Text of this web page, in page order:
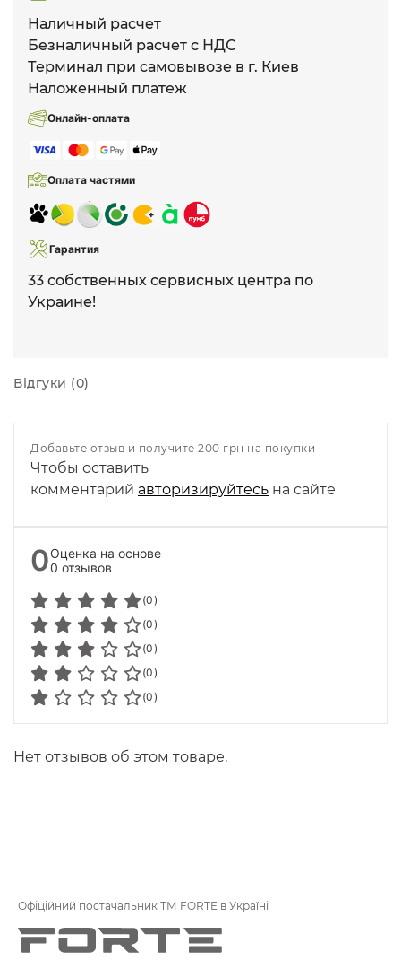
Наличный расчет
Безналичный расчет с НДС
Терминал при самовывозе в г. Киев
Наложенный платеж
Онлайн-оплата
Оплата частями
Гарантия
33 собственных сервисных центра по
Украине!
Відгуки (0)
Добавьте отзыв и получите 200 грн на покупки
Чтобы оставить
комментарий авторизируйтесь на сайте
0Оценка на основе
0 отзывов
(0)
(0)
(0)
(0)
(0)
Нет отзывов об этом товаре.
Офіційний постачальник ТМ FORTE в Україні